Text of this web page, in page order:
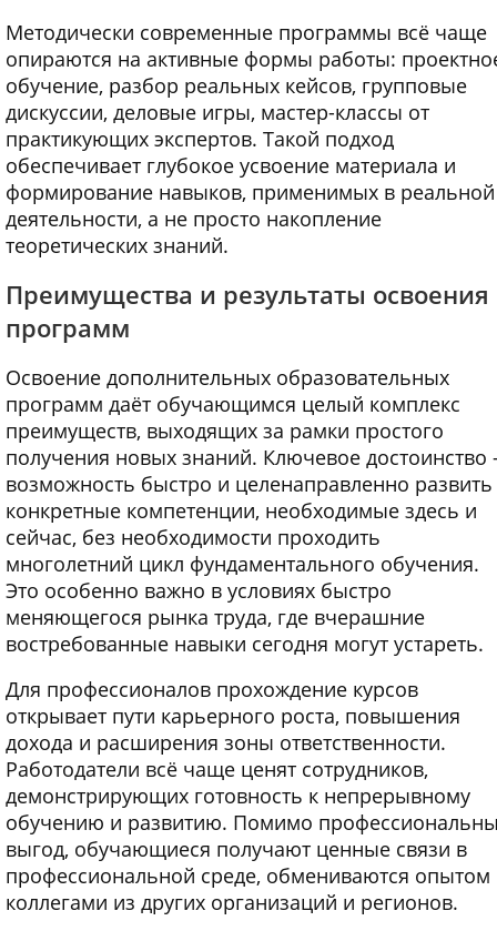
Методически современные программы всё чаще
опираются на активные формы работы:
обучение, разбор реальных кейсов, групповые
дискуссии, деловые игры, мастер-классы от
практикующих экспертов. Такой подход
обеспечивает глубокое усвоение материала и
формирование навыков, применимых в реальной
деятельности, а не просто накопление
теоретических знаний.
Преимущества и результаты освоения
программ
Освоение дополнительных образовательных
программ даёт обучающимся целый комплекс
преимуществ, выходящих за рамки простого
получения новых знаний. Ключевое
возможность быстро и целенаправленно развить
конкретные компетенции, необходимые здесь и
сейчас, без необходимости проходить
многолетний цикл фундаментального обучения.
Это особенно важно в условиях быстро
меняющегося рынка труда, где вчерашние
востребованные навыки сегодня могут устареть.
Для профессионалов прохождение курсов
открывает пути карьерного роста, повышения
дохода и расширения зоны ответственности.
Работодатели всё чаще ценят сотрудников,
демонстрирующих готовность к непрерывному
обучению и развитию. Помимо
выгод, обучающиеся получают ценные связи в
профессиональной среде, обмениваются опытом
коллегами из других организаций и регионов.